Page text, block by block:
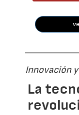
Innovación
La